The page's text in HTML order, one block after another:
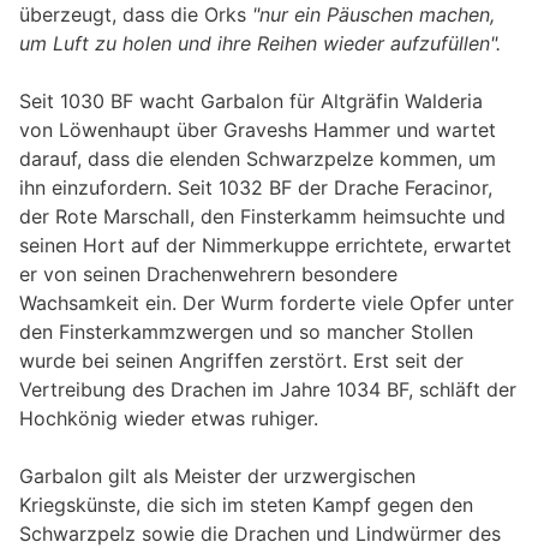
überzeugt, dass die Orks "nur ein Päuschen machen,
um Luft zu holen und ihre Reihen wieder aufzufüllen".
Seit 1030 BF wacht Garbalon für Altgräfin Walderia
von Löwenhaupt über Graveshs Hammer und wartet
darauf, dass die elenden Schwarzpelze kommen, um
ihn einzufordern. Seit 1032 BF der Drache Feracinor,
der Rote Marschall, den Finsterkamm heimsuchte und
seinen Hort auf der Nimmerkuppe errichtete, erwartet
er von seinen Drachenwehrern besondere
Wachsamkeit ein. Der Wurm forderte viele Opfer unter
den Finsterkammzwergen und so mancher Stollen
wurde bei seinen Angriffen zerstört. Erst seit der
Vertreibung des Drachen im Jahre 1034 BF, schläft der
Hochkönig wieder etwas ruhiger.
Garbalon gilt als Meister der urzwergischen
Kriegskünste, die sich im steten Kampf gegen den
Schwarzpelz sowie die Drachen und Lindwürmer des